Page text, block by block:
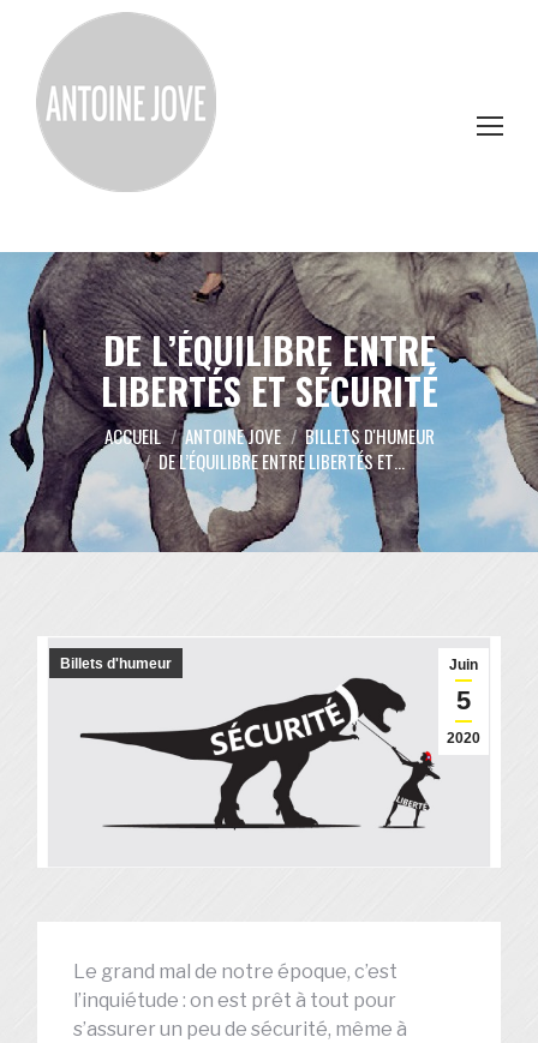
DE L’ÉQUILIBRE ENTRE
LIBERTÉS ET SÉCURITÉ
Vous êtes ici :
ACCUEIL ANTOINE JOVE
BILLETS D'HUMEUR
DE L’ÉQUILIBRE ENTRE LIBERTÉS ET…
Juin
5
2020
Billets d'humeur
Le grand mal de notre époque, c’est
l’inquiétude : on est prêt à tout pour
s’assurer un peu de sécurité, même à